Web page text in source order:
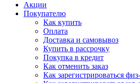
Акции
Покупателю
Как купить
Оплата
Доставка и самовывоз
Купить в рассрочку
Покупка в кредит
Как отменить заказ
Как зарегистрироваться